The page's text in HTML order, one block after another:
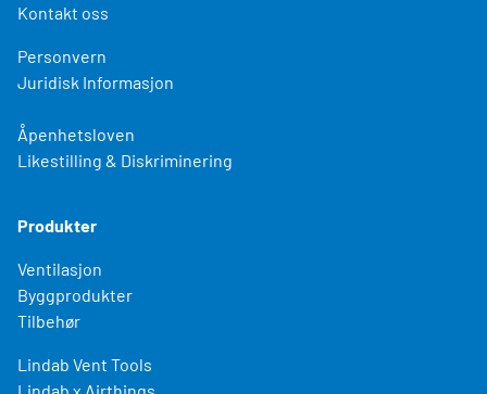
Kontakt oss
Personvern
Juridisk Informasjon
Åpenhetsloven
Likestilling & Diskriminering
Produkter
Ventilasjon
Byggprodukter
Tilbehør
Lindab Vent Tools
Lindab x Airthings